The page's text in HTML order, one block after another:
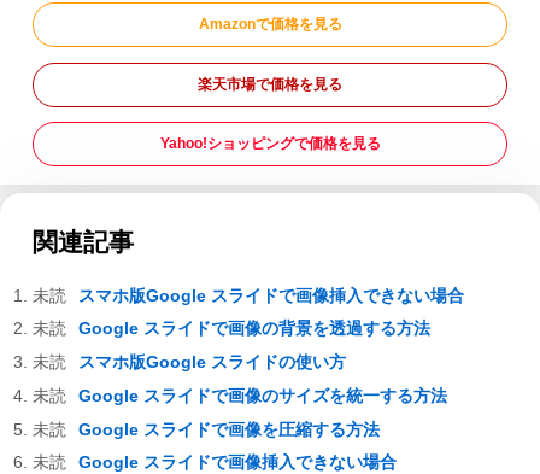
Amazonで価格を見る
楽天市場で価格を見る
Yahoo!ショッピングで価格を見る
関連記事
スマホ版Google スライドで画像挿入できない場合
Google スライドで画像の背景を透過する方法
スマホ版Google スライドの使い方
Google スライドで画像のサイズを統一する方法
Google スライドで画像を圧縮する方法
Google スライドで画像挿入できない場合